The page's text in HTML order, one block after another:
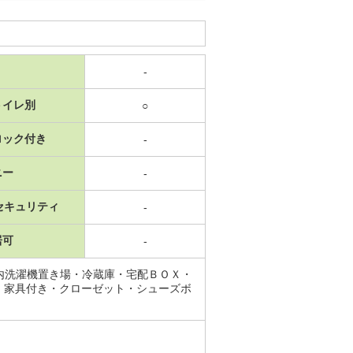
-
レ別 ○
ク付き -
ー -
キュリティ -
可 -
濯機置き場・冷蔵庫・宅配ＢＯＸ・
具付き・クローゼット・シューズボ